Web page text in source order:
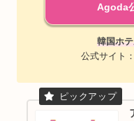
Agoda
韓国ホ
公式サイト：